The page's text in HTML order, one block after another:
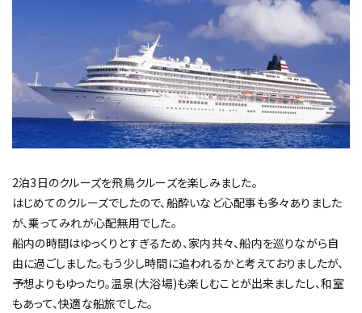
2泊3日のクルーズを飛鳥クルーズを楽しみました。
はじめてのクルーズでしたので、船酔いなど心配事も多々ありました
が、乗ってみれが心配無用でした。
船内の時間はゆっくりとすぎるため、家内共々、船内を巡りながら自
由に過ごしました。もう少し時間に追われるかと考えておりましたが、
予想よりもゆったり。温泉(大浴場)も楽しむことが出来ましたし、和室
もあって、快適な船旅でした。